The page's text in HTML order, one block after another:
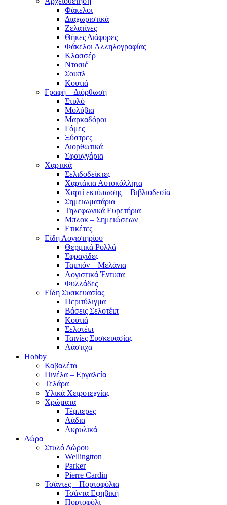
Φάκελοι
Διαχωριστικά
Ζελατίνες
Θήκες Διάφορες
Φάκελοι Αλληλογραφίας
Κλασσέρ
Ντοσιέ
Σουπλ
Κουτιά
Γραφή – Διόρθωση
Στυλό
Μολύβια
Μαρκαδόροι
Γόμες
Ξύστρες
Διορθωτικά
Σφουγγάρια
Χαρτικά
Σελιδοδείκτες
Χαρτάκια Αυτοκόλλητα
Χαρτί εκτύπωσης – Βιβλιοδεσία
Σημειωματάρια
Τηλεφωνικά Ευρετήρια
Μπλοκ – Σημειώσεων
Ετικέτες
Είδη Λογιστηρίου
Θερμικά Ρολλά
Σφραγίδες
Ταμπόν – Μελάνια
Λογιστικά Έντυπα
Φυλλάδες
Είδη Συσκευασίας
Περιτύλιγμα
Βάσεις Σελοτέιπ
Κουτιά
Σελοτέιπ
Ταινίες Συσκευασίας
Λάστιχα
Hobby
Καβαλέτα
Πινέλα – Εργαλεία
Τελάρα
Υλικά Χειροτεχνίας
Χρώματα
Τέμπερες
Λάδια
Ακρυλικά
Δώρα
Στυλό Δώρου
Wellingtton
Parker
Pierre Cardin
Τσάντες – Πορτοφόλια
Τσάντα Εφηβική
Πορτοφόλι